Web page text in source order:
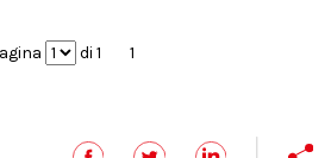
di 1 1